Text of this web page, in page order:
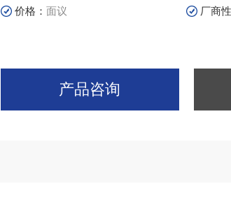
价格：面议 厂商
产品咨询